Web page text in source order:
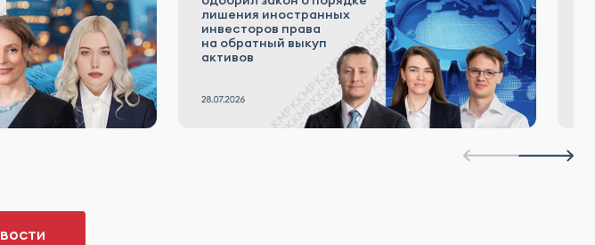
лишения иностранных
инвесторов права
на обратный выкуп
активов